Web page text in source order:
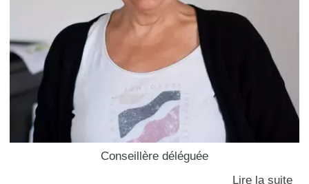
Conseillère déléguée